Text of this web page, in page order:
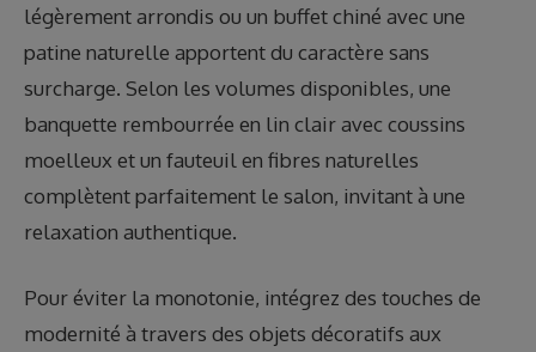
légèrement arrondis ou un buffet chiné avec une
patine naturelle apportent du caractère sans
surcharge. Selon les volumes disponibles, une
banquette rembourrée en lin clair avec coussins
moelleux et un fauteuil en fibres naturelles
complètent parfaitement le salon, invitant à une
relaxation authentique.
Pour éviter la monotonie, intégrez des touches de
modernité à travers des objets décoratifs aux